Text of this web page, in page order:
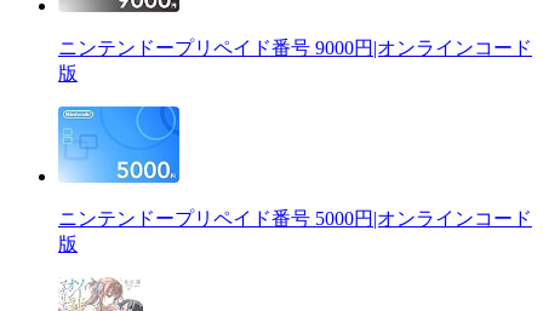
ニンテンドープリペイド番号 9000円|オンラインコード
版
ニンテンドープリペイド番号 5000円|オンラインコード
版